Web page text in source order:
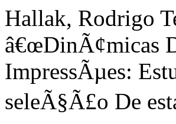
Hallak, Rodrigo
â€œDinÃ¢micas
ImpressÃµes:
seleÃ§Ã£o De